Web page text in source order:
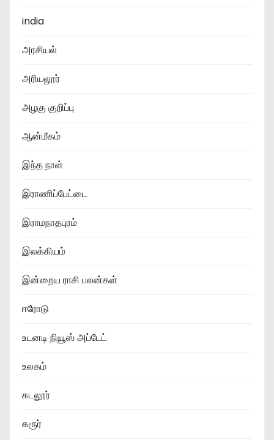
india
அரசியல்
அரியலூர்
அழகு குறிப்பு
ஆன்மீகம்
இந்த நாள்
இராணிப்பேட்டை
இராமநாதபுரம்
இலக்கியம்
இன்றைய ராசி பலன்கள்
ஈரோடு
உடனடி நியூஸ் அப்டேட்
உலகம்
கடலூர்
கரூர்